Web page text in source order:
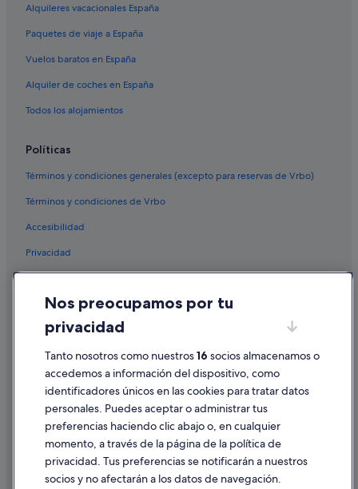
Alquileres vacacionales España
Paquetes de viaje a España
Vuelos baratos en España
Alquiler de coches en España
Todos los alojamientos
Políticas
Términos y condiciones generales (excepto para reservas de Vrbo)
Términos y condiciones de Vrbo
Accesibilidad
Privacidad
Cookies
Condiciones de uso
Información legal/contacto
Pautas sobre el contenido y cómo denunciar contenido
Ayuda
Cancelar un vuelo
Cancelar una reserva de hotel o de un alquiler vacacional
Nos preocupamos por tu
privacidad
Tanto nosotros como nuestros16 socios almacenamos o
accedemos a información del dispositivo, como
identificadores únicos en las cookies para tratar datos
personales. Puedes aceptar o administrar tus
preferencias haciendo clic abajo o, en cualquier
momento, a través de la página de la política de
privacidad. Tus preferencias se notificarán a nuestros
socios y no afectarán a los datos de navegación.